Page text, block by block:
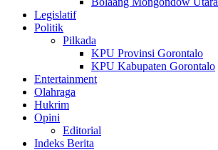
Legislatif
Politik
Pilkada
KPU Provinsi Gorontalo
KPU Kabupaten Gorontalo
Entertainment
Olahraga
Hukrim
Opini
Editorial
Indeks Berita